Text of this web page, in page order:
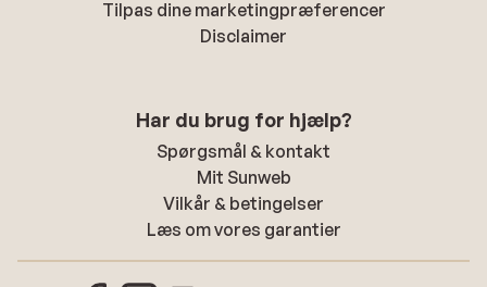
Tilpas dine marketingpræferencer
Disclaimer
Har du brug for hjælp?
Spørgsmål & kontakt
Mit Sunweb
Vilkår & betingelser
Læs om vores garantier